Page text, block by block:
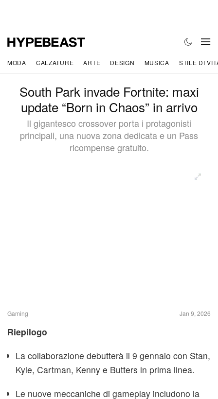
MODA CALZATURE ARTE DESIGN MUSICA STILE DI
South Park invade Fortnite: maxi
update “Born in Chaos” in arrivo
Il gigantesco crossover porta i protagonisti
principali, una nuova zona dedicata e un Pass
ricompense gratuito.
Gaming Jan 9, 2026
Riepilogo
La collaborazione debutterà il 9 gennaio con Stan,
Kyle, Cartman, Kenny e Butters in prima linea.
Le nuove meccaniche di gameplay includono la